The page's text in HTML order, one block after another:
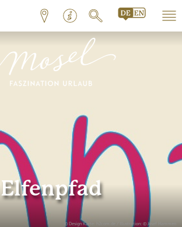
© Design Karte: h2com.de / Illustration: © Josef Hammen
Elfenpfad